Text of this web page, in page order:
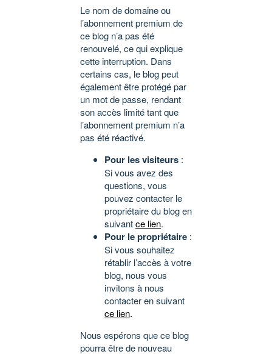
Le nom de domaine ou
l’abonnement premium de
ce blog n’a pas été
renouvelé, ce qui explique
cette interruption. Dans
certains cas, le blog peut
également être protégé par
un mot de passe, rendant
son accès limité tant que
l’abonnement premium n’a
pas été réactivé.
Pour les visiteurs :
Si vous avez des
questions, vous
pouvez contacter le
propriétaire du blog en
suivantce lien.
Pour le propriétaire :
Si vous souhaitez
rétablir l’accès à votre
blog, nous vous
invitons à nous
contacter en suivant
ce lien.
Nous espérons que ce blog
pourra être de nouveau